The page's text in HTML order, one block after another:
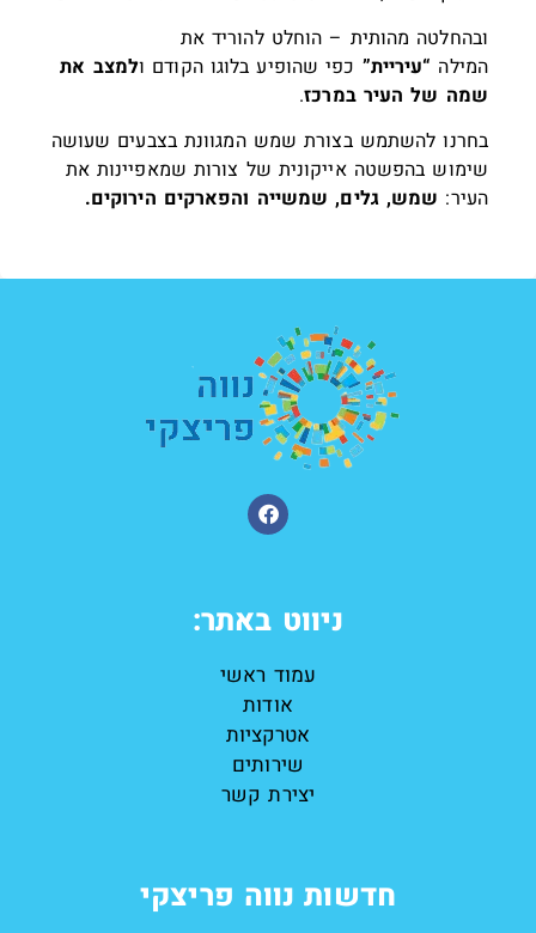
ובהחלטה מהותית – הוחלט להוריד את
המילה “עיריית” כפי שהופיע בלוגו הקודם ולמצב את
שמה של העיר במרכז.
בחרנו להשתמש בצורת שמש המגוונת בצבעים שעושה
שימוש בהפשטה אייקונית של צורות שמאפיינות את
העיר: שמש, גלים, שמשייה והפארקים הירוקים.
ניווט באתר:
עמוד ראשי
אודות
אטרקציות
שירותים
יצירת קשר
חדשות נווה פריצקי